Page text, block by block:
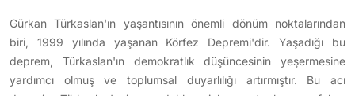
Gürkan Türkaslan'ın yaşantısının önemli dönüm noktalarından
biri, 1999 yılında yaşanan Körfez Depremi'dir. Yaşadığı bu
deprem, Türkaslan'ın demokratlık düşüncesinin yeşermesine
yardımcı olmuş ve toplumsal duyarlılığı artırmıştır. Bu acı